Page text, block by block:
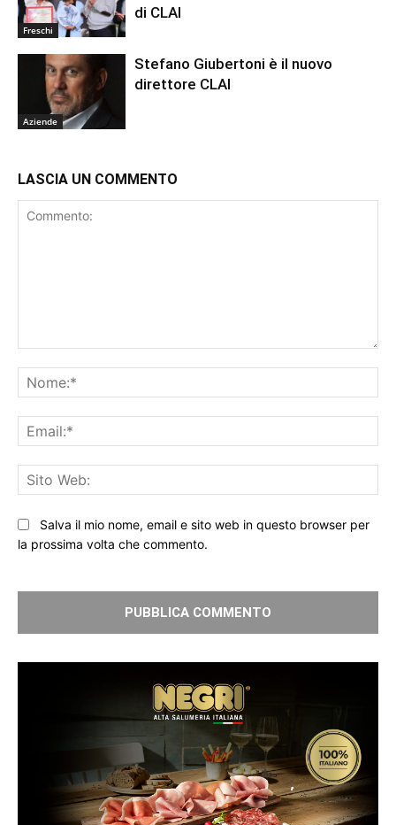
Freschi
di CLAI
Aziende
Stefano Giubertoni è il nuovo
direttore CLAI
LASCIA UN COMMENTO
Salva il mio nome, email e sito web in questo browser per
la prossima volta che commento.